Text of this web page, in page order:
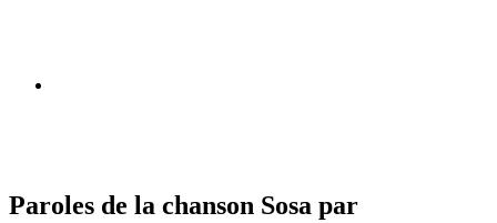
Paroles de la chanson Sosa par